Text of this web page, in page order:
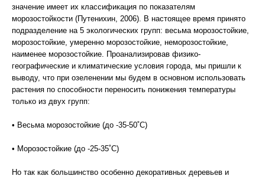
значение имеет их классификация по показателям
морозостойкости (Путенихин, 2006). В настоящее время принято
подразделение на 5 экологических групп: весьма морозостойкие,
морозостойкие, умеренно морозостойкие, неморозостойкие,
наименее морозостойкие. Проанализировав физико-
географические и климатические условия города, мы пришли к
выводу, что при озеленении мы будем в основном использовать
растения по способности переносить понижения температуры
только из двух групп:
• Весьма морозостойкие (до -35-50˚С)
• Морозостойкие (до -25-35˚С)
Но так как большинство особенно декоративных деревьев и